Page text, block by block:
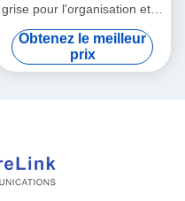
grise pour l'organisation et la
protection du réseau fibre
optique
Obtenez le meilleur
prix